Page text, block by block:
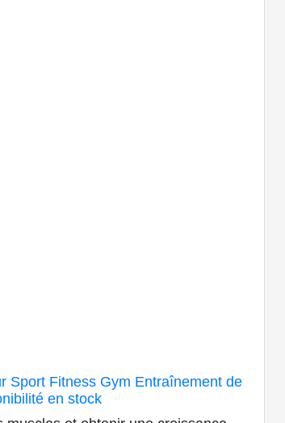
Sport Fitness Gym Entraînement de
en stock